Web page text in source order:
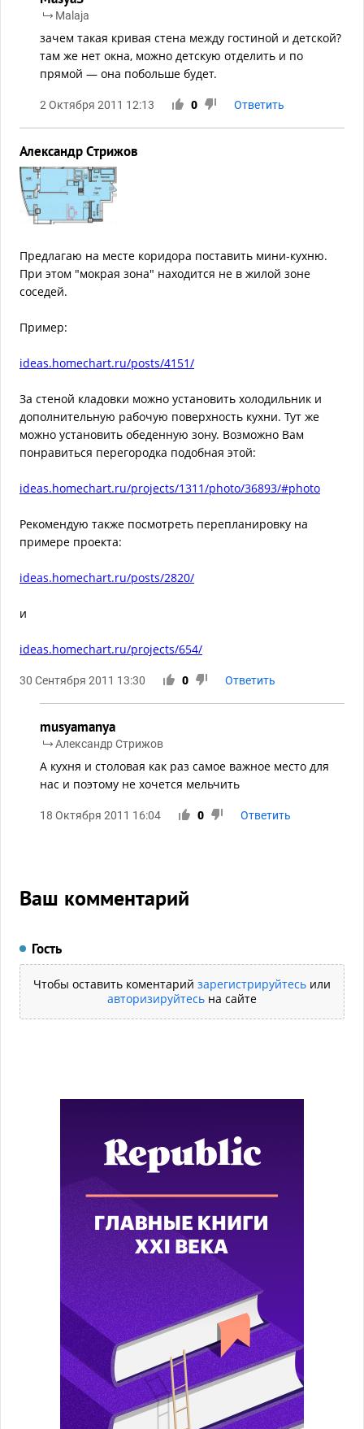
Malaja
зачем такая кривая стена между гостиной и детской?
там же нет окна, можно детскую отделить и по
прямой — она побольше будет.
2 Октября 2011 12:13 0 Ответить
Александр Стрижов
Предлагаю на месте коридора поставить мини-кухню.
При этом "мокрая зона" находится не в жилой зоне
соседей.
Пример:
ideas.homechart.ru/posts/4151/
За стеной кладовки можно установить холодильник и
дополнительную рабочую поверхность кухни. Тут же
можно установить обеденную зону. Возможно Вам
понравиться перегородка подобная этой:
ideas.homechart.ru/projects/1311/photo/36893/#photo
Рекомендую также посмотреть перепланировку на
примере проекта:
ideas.homechart.ru/posts/2820/
и
ideas.homechart.ru/projects/654/
30 Сентября 2011 13:30 0 Ответить
musyamanya
Александр Стрижов
А кухня и столовая как раз самое важное место для
нас и поэтому не хочется мельчить
18 Октября 2011 16:04 0 Ответить
Ваш комментарий
Гость
Чтобы оставить коментарий зарегистрируйтесь или
авторизируйтесь на сайте